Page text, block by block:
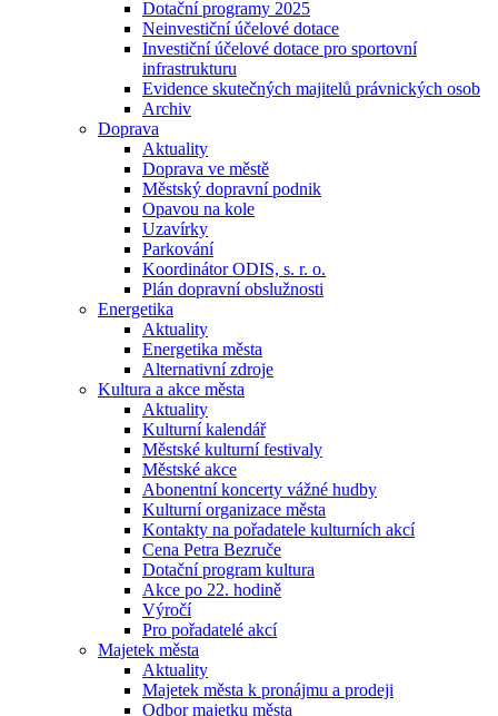
Dotační programy 2025
Neinvestiční účelové dotace
Investiční účelové dotace pro sportovní
infrastrukturu
Evidence skutečných majitelů právnických osob
Archiv
Doprava
Aktuality
Doprava ve městě
Městský dopravní podnik
Opavou na kole
Uzavírky
Parkování
Koordinátor ODIS, s. r. o.
Plán dopravní obslužnosti
Energetika
Aktuality
Energetika města
Alternativní zdroje
Kultura a akce města
Aktuality
Kulturní kalendář
Městské kulturní festivaly
Městské akce
Abonentní koncerty vážné hudby
Kulturní organizace města
Kontakty na pořadatele kulturních akcí
Cena Petra Bezruče
Dotační program kultura
Akce po 22. hodině
Výročí
Pro pořadatelé akcí
Majetek města
Aktuality
Majetek města k pronájmu a prodeji
Odbor majetku města